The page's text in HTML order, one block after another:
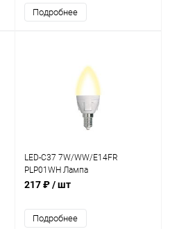
Подробнее
LED-C37 7W/WW/E14FR
PLP01WH Лампа
светодиодная.Форма свеча
белый цвет
217 ₽/ шт
Подробнее